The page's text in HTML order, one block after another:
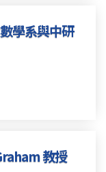
學系與中研
教授